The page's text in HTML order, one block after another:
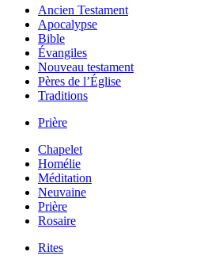
Ancien Testament
Apocalypse
Bible
Évangiles
Nouveau testament
Pères de l’Église
Traditions
Prière
Chapelet
Homélie
Méditation
Neuvaine
Prière
Rosaire
Rites